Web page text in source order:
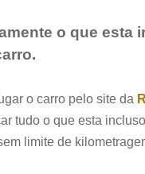
o que esta
o carro pelo site da
tudo o que esta
limite de